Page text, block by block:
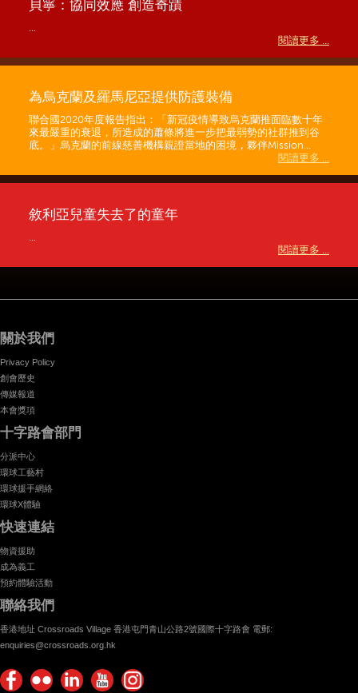
貝寧：協同效應 創造奇蹟
...
閱讀更多 ...
為烏克蘭及羅馬尼亞提供防護裝備
聯合國2020年度報告指出：「新冠疫情導致烏克蘭推面臨數十年
來最嚴重的衰退，所造成的蕭條將進一步把最弱勢的社群推到谷
底。」烏克蘭的前線慈善機構親證當地的困境，夥伴Mission...
閱讀更多 ...
敘利亞兒童失去了的童年
...
閱讀更多 ...
關於我們
Privacy Policy
創會歷史
傳媒報道
本會獎項
十字路會部門
分派中心
環球工藝村
環球援手網絡
環球X體驗
快速連結
物資援助
成為義工
預約體驗活動
聯絡我們
香港地址 Crossroads Village 香港屯門青山公路2號國際十字路會 電郵:
enquiries@crossroads.org.hk